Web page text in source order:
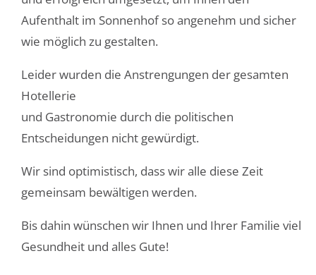
Aufenthalt im Sonnenhof so angenehm und sicher
wie möglich zu gestalten.
Leider wurden die Anstrengungen der gesamten
Hotellerie
und Gastronomie durch die politischen
Entscheidungen nicht gewürdigt.
Wir sind optimistisch, dass wir alle diese Zeit
gemeinsam bewältigen werden.
Bis dahin wünschen wir Ihnen und Ihrer Familie viel
Gesundheit und alles Gute!